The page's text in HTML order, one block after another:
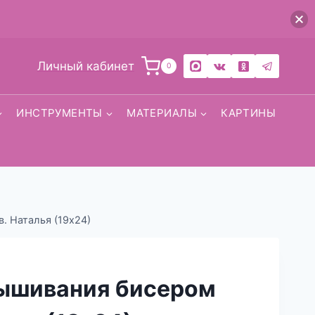
Личный кабинет 0
ИНСТРУМЕНТЫ МАТЕРИАЛЫ КАРТИНЫ
Наталья (19х24)
бисером